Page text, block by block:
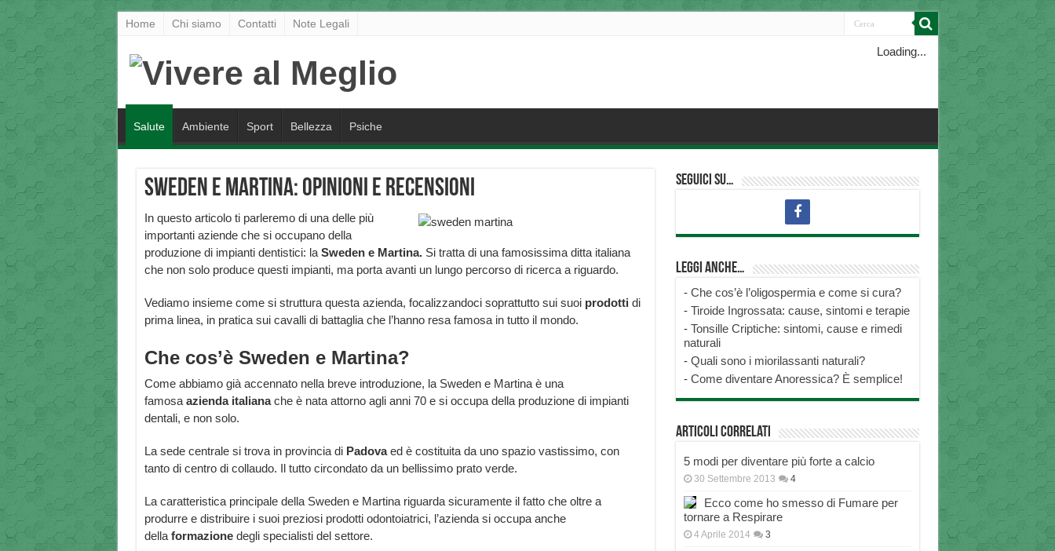
Home Chi siamo Contatti Note Legali
Loading...
Salute Ambiente Sport Bellezza Psiche
Sweden e Martina: opinioni e recensioni
In questo articolo ti parleremo di una delle più
importanti aziende che si occupano della
produzione di impianti dentistici: la Sweden e Martina.Si tratta di una famosissima ditta italiana
che non solo produce questi impianti, ma porta avanti un lungo percorso di ricerca a riguardo.
Vediamo insieme come si struttura questa azienda, focalizzandoci soprattutto sui suoi prodotti di
prima linea, in pratica sui cavalli di battaglia che l’hanno resa famosa in tutto il mondo.
Che cos’è Sweden e Martina?
Come abbiamo già accennato nella breve introduzione, la Sweden e Martina è una
famosaazienda italianache è nata attorno agli anni 70 e si occupa della produzione di impianti
dentali, e non solo.
La sede centrale si trova in provincia di Padovaed è costituita da uno spazio vastissimo, con
tanto di centro di collaudo. Il tutto circondato da un bellissimo prato verde.
La caratteristica principale della Sweden e Martina riguarda sicuramente il fatto che oltre a
produrre e distribuire i suoi preziosi prodotti odontoiatrici, l’azienda si occupa anche
della formazionedegli specialisti del settore.
Seguici su…
Leggi anche…
- Che cos’è l’oligospermia e come si cura?
- Tiroide Ingrossata: cause, sintomi e terapie
- Tonsille Criptiche: sintomi, cause e rimedi
naturali
- Quali sono i miorilassanti naturali?
- Come diventare Anoressica? È semplice!
Articoli correlati
5 modi per diventare più forte a calcio
30 Settembre 2013 4
Ecco come ho smesso di Fumare per
tornare a Respirare
4 Aprile 2014 3